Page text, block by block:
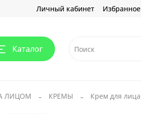
Личный кабинет Избранное
Каталог
ЛИЦОМ КРЕМЫ Крем для лица